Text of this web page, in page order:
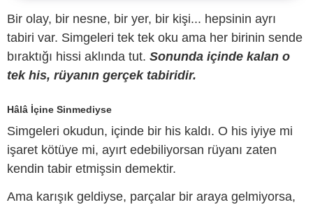
Bir olay, bir nesne, bir yer, bir kişi... hepsinin ayrı
tabiri var. Simgeleri tek tek oku ama her birinin sende
bıraktığı hissi aklında tut. Sonunda içinde kalan o
tek his, rüyanın gerçek tabiridir.
Hâlâ İçine Sinmediyse
Simgeleri okudun, içinde bir his kaldı. O his iyiye mi
işaret kötüye mi, ayırt edebiliyorsan rüyanı zaten
kendin tabir etmişsin demektir.
Ama karışık geldiyse, parçalar bir araya gelmiyorsa,